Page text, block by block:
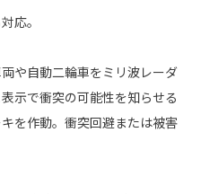
応。
や自動二輪車をミリ波レーダ
示で衝突の可能性を知らせる
を作動。衝突回避または被害